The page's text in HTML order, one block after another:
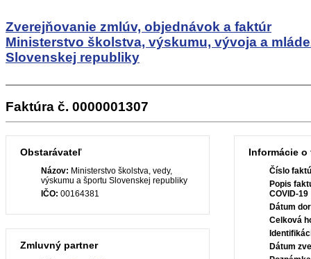
Zverejňovanie zmlúv, objednávok a faktúr
Ministerstvo školstva, výskumu, vývoja a
Slovenskej republiky
Faktúra č. 0000001307
Obstarávateľ
Názov: Ministerstvo školstva, vedy,
výskumu a športu Slovenskej republiky
IČO: 00164381
Zmluvný partner
Informácie o
Číslo
Popis
COVID-19
Dátum
Celková
Dátum